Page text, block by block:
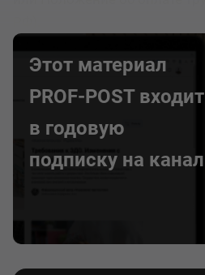
Этот материал
PROF-POST входит
в годовую
подписку на канал